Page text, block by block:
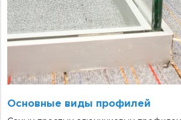
Основные виды профилей